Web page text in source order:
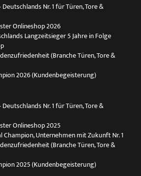
Nr. 1 für Türen, Tore &
Onlineshop 2026
Langzeitsieger 5 Jahre in Folge
(Branche Türen, Tore &
2026 (Kundenbegeisterung)
Nr. 1 für Türen, Tore &
Onlineshop 2025
Champion, Unternehmen mit Zukunft Nr. 1
(Branche Türen, Tore &
2025 (Kundenbegeisterung)